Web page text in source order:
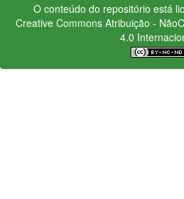
O conteúdo do repositório está
Creative CommonsAtribuição -
4.0